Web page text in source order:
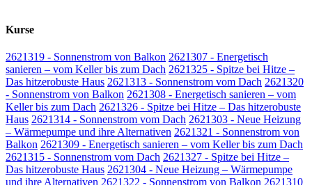
Kurse
2621319 - Sonnenstrom von Balkon 2621307 - Energetisch
sanieren – vom Keller bis zum Dach 2621325 - Spitze bei Hitze –
Das hitzerobuste Haus 2621313 - Sonnenstrom vom Dach 2621320
- Sonnenstrom von Balkon 2621308 - Energetisch sanieren – vom
Keller bis zum Dach 2621326 - Spitze bei Hitze – Das hitzerobuste
Haus 2621314 - Sonnenstrom vom Dach 2621303 - Neue Heizung
– Wärmepumpe und ihre Alternativen 2621321 - Sonnenstrom von
Balkon 2621309 - Energetisch sanieren – vom Keller bis zum Dach
2621315 - Sonnenstrom vom Dach 2621327 - Spitze bei Hitze –
Das hitzerobuste Haus 2621304 - Neue Heizung – Wärmepumpe
und ihre Alternativen 2621322 - Sonnenstrom von Balkon 2621310